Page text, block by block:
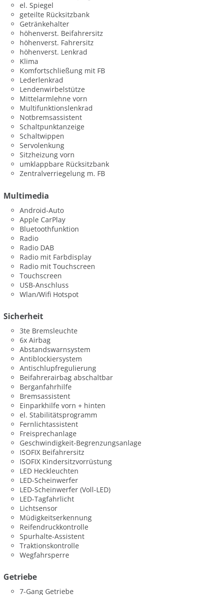
el. Spiegel
geteilte Rücksitzbank
Getränkehalter
höhenverst. Beifahrersitz
höhenverst. Fahrersitz
höhenverst. Lenkrad
Klima
Komfortschließung mit FB
Lederlenkrad
Lendenwirbelstütze
Mittelarmlehne vorn
Multifunktionslenkrad
Notbremsassistent
Schaltpunktanzeige
Schaltwippen
Servolenkung
Sitzheizung vorn
umklappbare Rücksitzbank
Zentralverriegelung m. FB
Multimedia
Android-Auto
Apple CarPlay
Bluetoothfunktion
Radio
Radio DAB
Radio mit Farbdisplay
Radio mit Touchscreen
Touchscreen
USB-Anschluss
Wlan/Wifi Hotspot
Sicherheit
3te Bremsleuchte
6x Airbag
Abstandswarnsystem
Antiblockiersystem
Antischlupfregulierung
Beifahrerairbag abschaltbar
Berganfahrhilfe
Bremsassistent
Einparkhilfe vorn + hinten
el. Stabilitätsprogramm
Fernlichtassistent
Freisprechanlage
Geschwindigkeit-Begrenzungsanlage
ISOFIX Beifahrersitz
ISOFIX Kindersitzvorrüstung
LED Heckleuchten
LED-Scheinwerfer
LED-Scheinwerfer (Voll-LED)
LED-Tagfahrlicht
Lichtsensor
Müdigkeitserkennung
Reifendruckkontrolle
Spurhalte-Assistent
Traktionskontrolle
Wegfahrsperre
Getriebe
7-Gang Getriebe